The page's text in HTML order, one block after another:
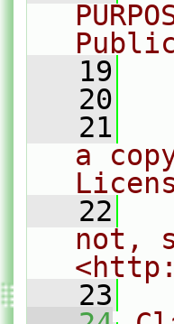
   19
   20
   21
a
   22
not,
   23